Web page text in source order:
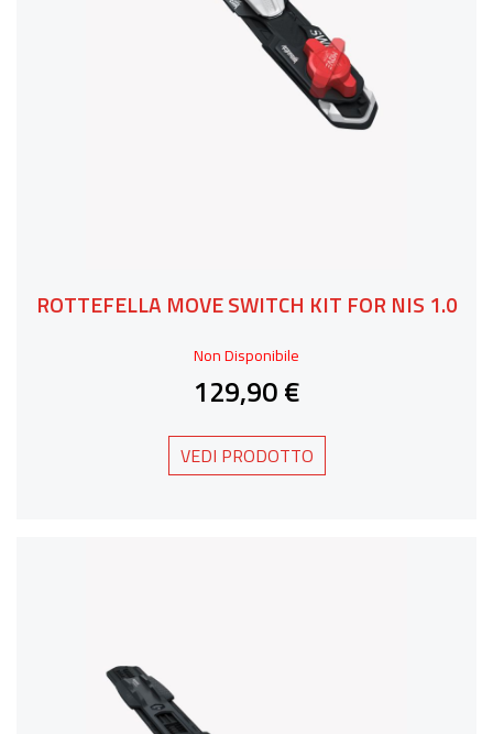
ROTTEFELLA MOVE SWITCH KIT FOR NIS 1.0
Non Disponibile
129,90 €
VEDI PRODOTTO